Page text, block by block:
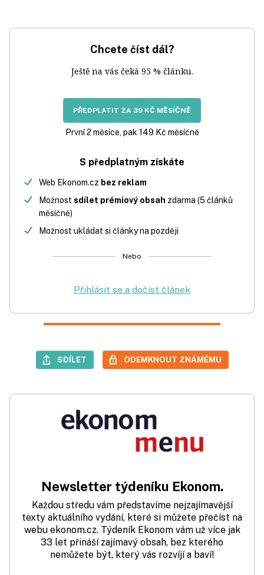
Chcete číst dál?
Ještě na vás čeká 95 % článku.
PŘEDPLATIT ZA 39 KČ MĚSÍČNĚ
První 2 měsíce, pak 149 Kč měsíčně
S předplatným získáte
Web Ekonom.cz bez reklam
Možnost sdílet prémiový obsah zdarma (5 článků
měsíčně)
Možnost ukládat si články na později
Nebo
Přihlásit se a dočíst článek
SDÍLET ODEMKNOUT ZNÁMÉMU
Newsletter týdeníku Ekonom.
Každou středu vám představíme nejzajímavější
texty aktuálního vydání, které si můžete přečíst na
webu ekonom.cz. Týdeník Ekonom vám už více jak
33 let přináší zajímavý obsah, bez kterého
nemůžete být, který vás rozvíjí a baví!